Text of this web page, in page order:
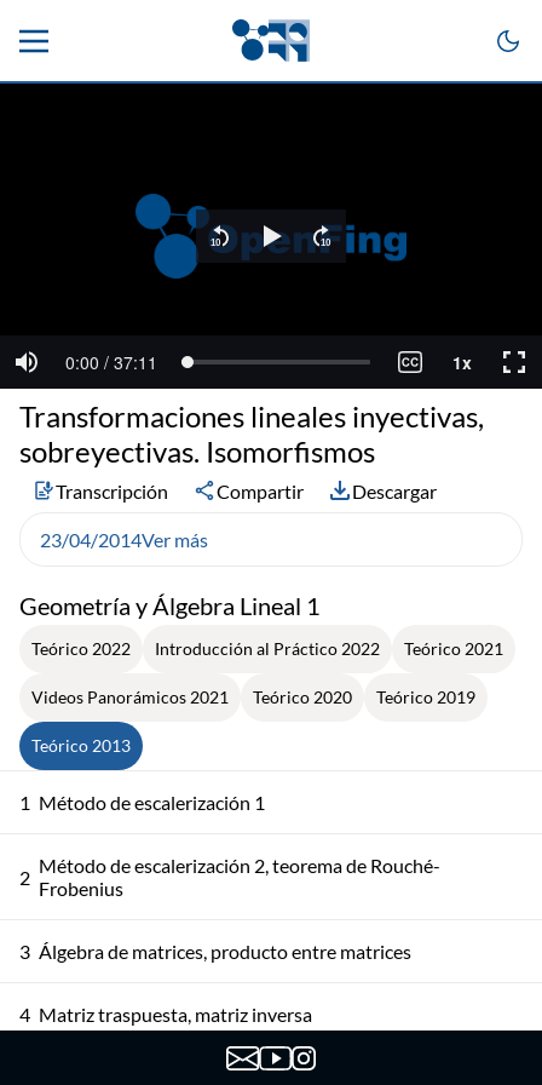
Geometría y Álgebra Lineal 1
Teórico 2022 Introducción al Práctico 2022 Teórico 2021
Videos Panorámicos 2021 Teórico 2020 Teórico 2019
Teórico 2013
1 Método de escalerización 1
2 Método de escalerización 2, teorema de Rouché-
Frobenius
3 Álgebra de matrices, producto entre matrices
4 Matriz traspuesta, matriz inversa
El espacio de n-uplas. Combinación lineal. Independencia
Transformaciones lineales inyectivas,
sobreyectivas. Isomorfismos
Transcripción Compartir Descargar
23/04/2014Ver más